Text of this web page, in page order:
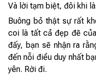
Và lời tạm biệt, đôi khi
Buông bỏ thật sự rất
coi là tất cả đẹp đẽ
đấy, bạn sẽ nhận ra
đến nỗi điều duy nhất
yên. Rời đi.